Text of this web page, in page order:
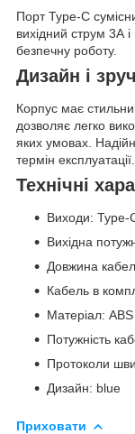
Порт Type-C
вихідний струм 3А
безпечну роботу.
Дизайн і
Корпус має
дозволяє легко
яких умовах.
термін експлуатації.
Технічні
Виходи: Type-
Вихідна
Довжина
Кабель в
Матеріал:
Потужність
Протоколи
Дизайн: blue
Приховати